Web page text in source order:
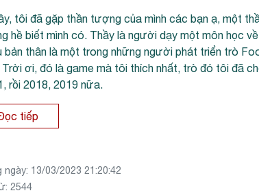
tôi đã gặp thần tượng của mình các bạn ạ, một
hề biết mình có. Thầy là người dạy một môn học
bản thân là một trong những người phát triển trò
Trời ơi, đó là game mà tôi thích nhất, trò đó tôi đã
rồi 2018, 2019 nữa.
tiếp
ngày: 13/03/2023 21:20:42
2544